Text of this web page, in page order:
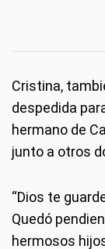
Cristina,
despedida
hermano de
junto a otros
“Dios te
Quedó
hermosos